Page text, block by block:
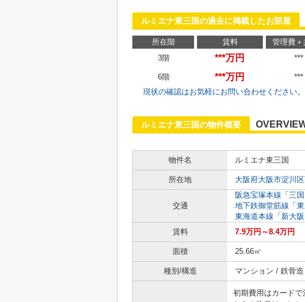
ルミエナ東三国の過去に掲載したお部屋
所在階 賃料 管理費＋
3階
***万円 ***
6階 ***万円 ***
現状の確認はお気軽にお問い合わせください。
ルミエナ東三国の物件概要
物件名
ルミエナ東三国
所在地 大阪府大阪市淀川
交通
阪急宝塚本線 「 三国
地下鉄御堂筋線 「
東海道本線 「 新大阪
賃料
7.9万円～8.4万円
面積 25.66㎡
種別/構造 マンション / 鉄骨造
初期費用はカード